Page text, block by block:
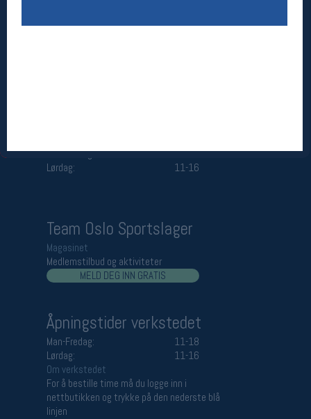
Man-Fredag:
11-18
Lørdag:
11-16
Team Oslo Sportslager
Magasinet
Medlemstilbud og aktiviteter
MELD DEG INN GRATIS
Åpningstider verkstedet
Man-Fredag:
11-18
Lørdag:
11-16
Om verkstedet
For å bestille time må du logge inn i
nettbutikken og trykke på den nederste blå
linjen